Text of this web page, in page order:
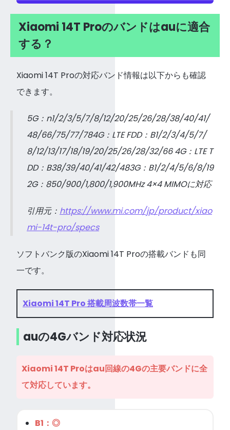
Xiaomi 14T Proのバンドはauに適合
する？
Xiaomi 14T Proの対応バンド情報は以下からも確認
できます。
5G：n1/2/3/5/7/8/12/20/25/26/28/38/40/41/
48/66/75/77/784G：LTE FDD：B1/2/3/4/5/7/
8/12/13/17/18/19/20/25/26/28/32/66 4G：LTE T
DD：B38/39/40/41/42/483G：B1/2/4/5/6/8/19
2G：850/900/1,800/1,900MHz 4×4 MIMOに対応
引用元： https://www.mi.com/jp/product/xiao
mi-14t-pro/specs
ソフトバンク版のXiaomi 14T Proの搭載バンドも同
一です。
Xiaomi 14T Pro 搭載周波数帯一覧
auの4Gバンド対応状況
Xiaomi 14T Proはau回線の4Gの主要バンドに全
て対応しています。
B1：◎